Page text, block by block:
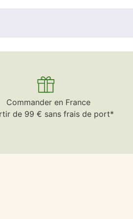
Commander en France
de 99 € sans frais de port*